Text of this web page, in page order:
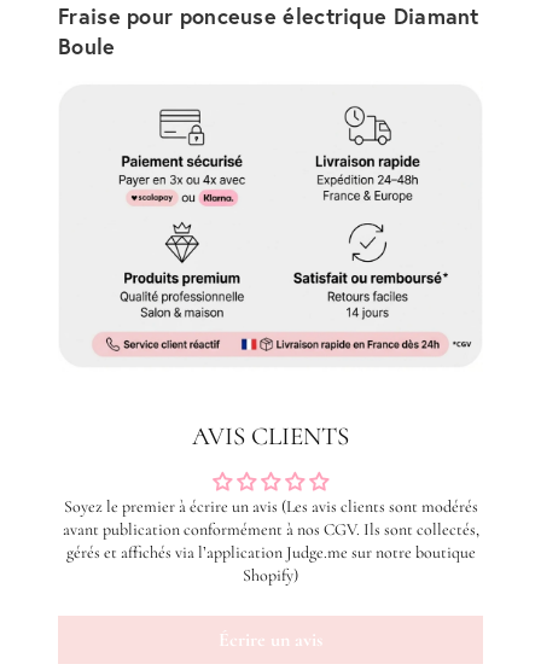
Fraise pour ponceuse électrique Diamant
Boule
AVIS CLIENTS
Soyez le premier à écrire un avis (Les avis clients sont modérés
avant publication conformément à nos CGV. Ils sont collectés,
gérés et affichés via l’application Judge.me sur notre boutique
Shopify)
Écrire un avis